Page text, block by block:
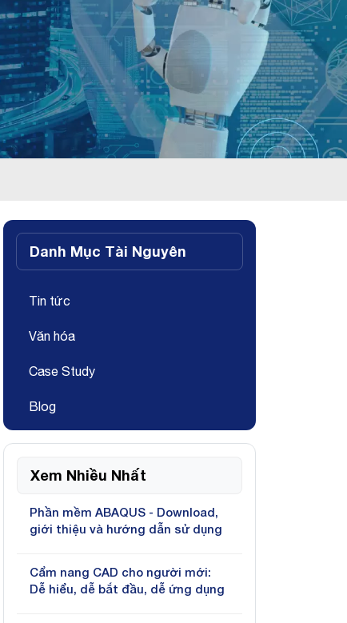
Danh Mục Tài Nguyên
Tin tức
Văn hóa
Case Study
Blog
Xem Nhiều Nhất
Phần mềm ABAQUS - Download,
giới thiệu và hướng dẫn sử dụng
Cẩm nang CAD cho người mới:
Dễ hiểu, dễ bắt đầu, dễ ứng dụng